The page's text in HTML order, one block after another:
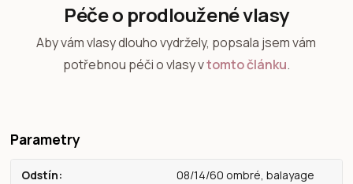
Péče o prodloužené vlasy
Aby vám vlasy dlouho vydržely, popsala jsem vám
potřebnou péči o vlasy vtomto článku.
Parametry
Odstín 08/14/60 ombré, balayage